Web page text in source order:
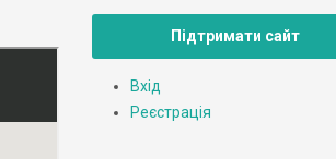
Підтримати сайт
Вхід
Реєстрація